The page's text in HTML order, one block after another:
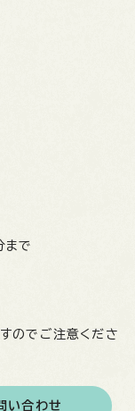
で
のでご注意くださ
い合わせ